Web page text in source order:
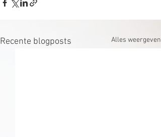
Recente blogposts Alles weergeven